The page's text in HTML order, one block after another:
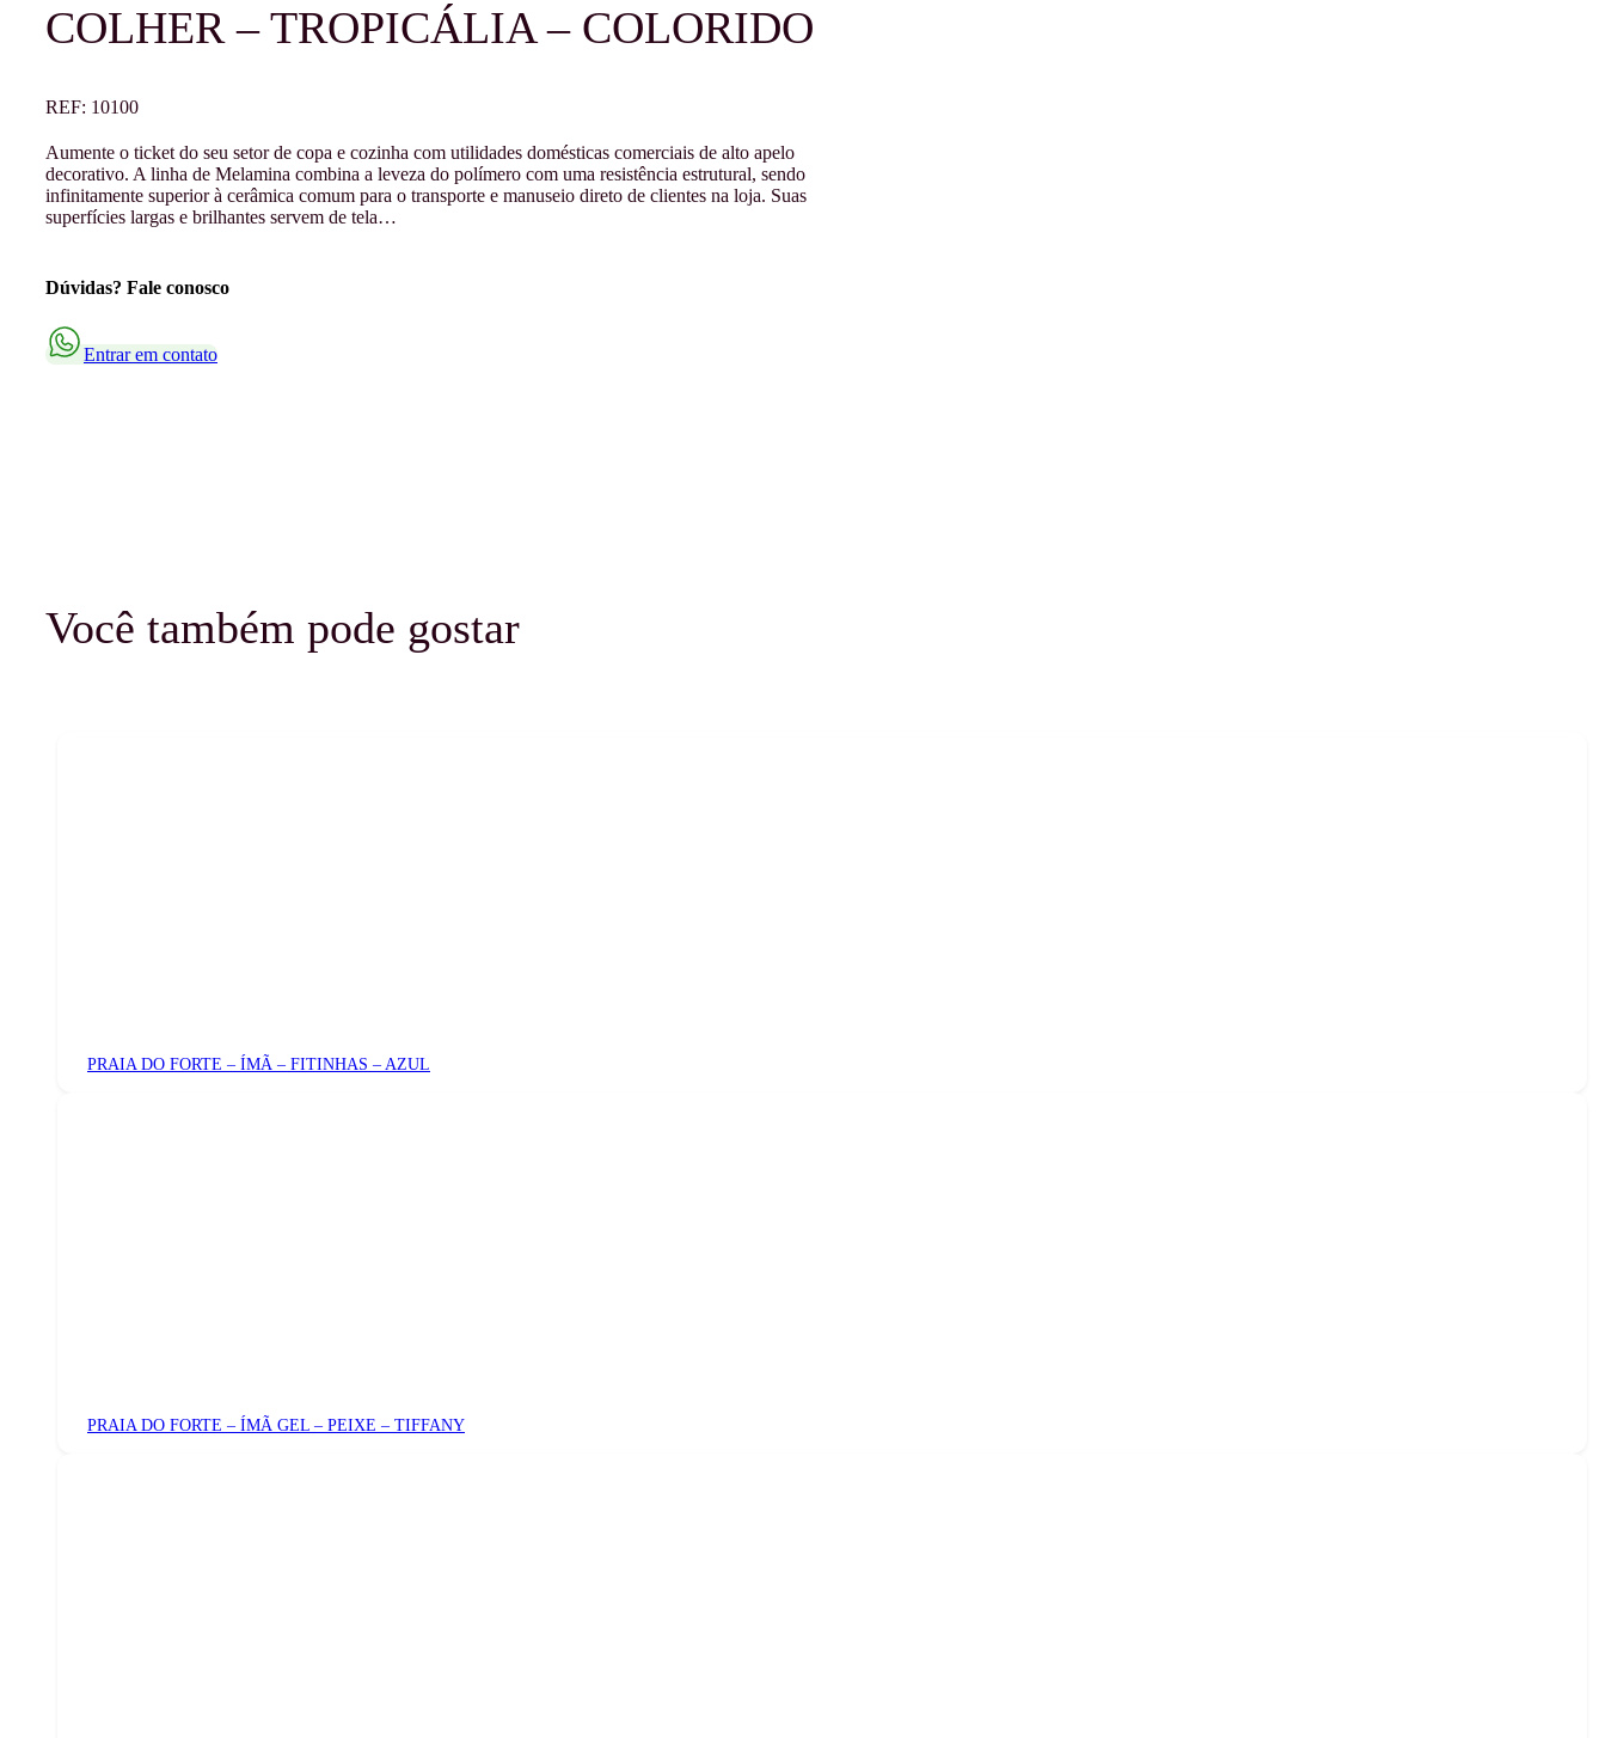
COLHER – TROPICÁLIA – COLORIDO
REF: 10100
Aumente o ticket do seu setor de copa e cozinha com utilidades domésticas comerciais de alto apelo
decorativo. A linha de Melamina combina a leveza do polímero com uma resistência estrutural, sendo
infinitamente superior à cerâmica comum para o transporte e manuseio direto de clientes na loja. Suas
superfícies largas e brilhantes servem de tela…
Dúvidas? Fale conosco
Entrar em contato
Você também pode gostar
PRAIA DO FORTE – ÍMÃ – FITINHAS – AZUL
PRAIA DO FORTE – ÍMÃ GEL – PEIXE – TIFFANY